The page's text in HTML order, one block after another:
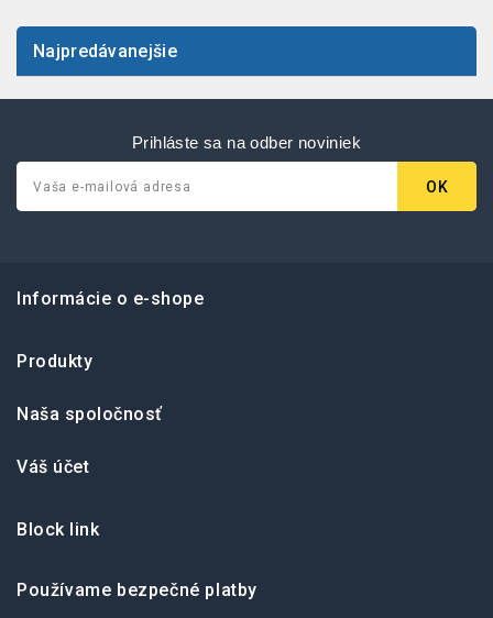
Najpredávanejšie
Prihláste sa na odber noviniek
Informácie o e-shope
Produkty
Naša spoločnosť
Váš účet
Block link
Používame bezpečné platby